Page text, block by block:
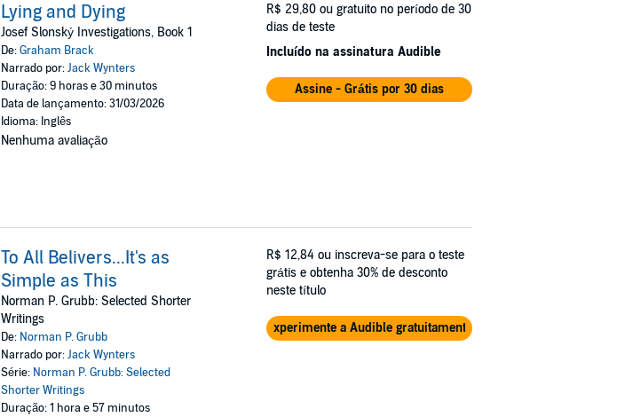
Lying and Dying
Josef Slonský Investigations, Book 1
De:Graham Brack
Narrado por:Jack Wynters
Duração: 9 horas e 30 minutos
Data de lançamento: 31/03/2026
Idioma: Inglês
Nenhuma avaliação
R$ 29,80 ou gratuito no período de 30
dias de teste
Incluído na assinatura Audible
Assine - Grátis por 30 dias
To All Belivers...It's as
Simple as This
Norman P. Grubb: Selected Shorter
Writings
De: Norman P. Grubb
Narrado por:Jack Wynters
Série: Norman P. Grubb: Selected
Shorter Writings
Duração: 1 hora e 57 minutos
R$ 12,84 ou inscreva-se para o teste
grátis e obtenha 30% de desconto
neste título
Experimente a Audible gratuitamente